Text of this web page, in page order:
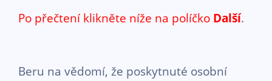
Po přečtení klikněte níže na políčko Další.
Beru na vědomí, že poskytnuté osobní